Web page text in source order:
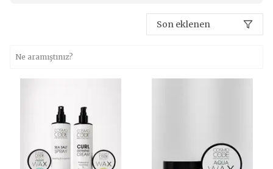
Son eklenen